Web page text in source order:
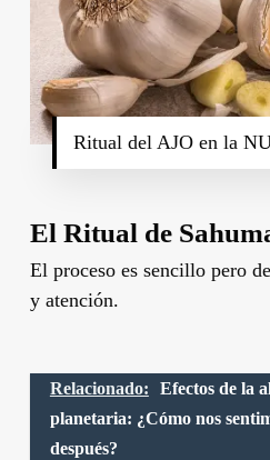
Ritual del AJO en la
El Ritual de
El proceso es sencillo pero
y atención.
Relacionado:
Efectos de la
planetaria: ¿Cómo nos
después?